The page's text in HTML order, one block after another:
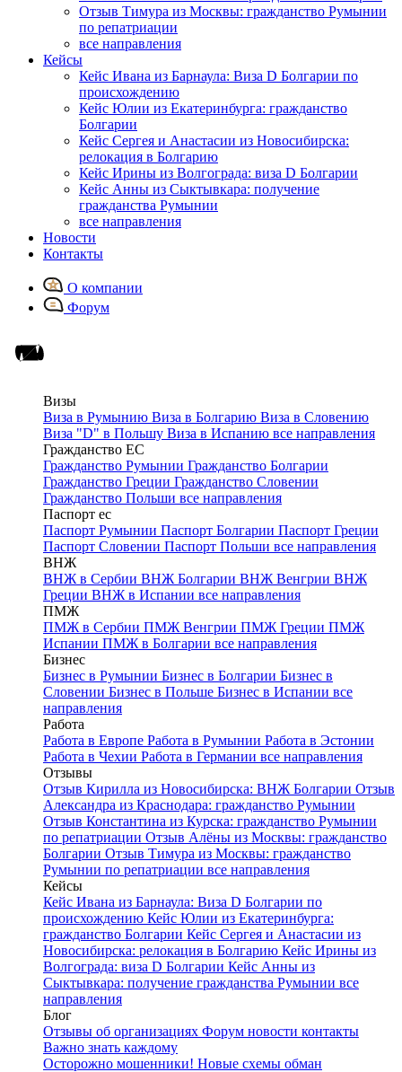
Отзыв Тимура из Москвы: гражданство Румынии
по репатриации
все направления
Кейсы
Кейс Ивана из Барнаула: Виза D Болгарии по
происхождению
Кейс Юлии из Екатеринбурга: гражданство
Болгарии
Кейс Сергея и Анастасии из Новосибирска:
релокация в Болгарию
Кейс Ирины из Волгограда: виза D Болгарии
Кейс Анны из Сыктывкара: получение
гражданства Румынии
все направления
Новости
Контакты
О компании
Форум
Визы
Виза в Румынию Виза в Болгарию Виза в Словению
Виза "D" в Польшу Виза в Испанию все направления
Гражданство ЕС
Гражданство Румынии Гражданство Болгарии
Гражданство Греции Гражданство Словении
Гражданство Польши все направления
Паспорт ес
Паспорт Румынии Паспорт Болгарии Паспорт Греции
Паспорт Словении Паспорт Польши все направления
ВНЖ
ВНЖ в Сербии ВНЖ Болгарии ВНЖ Венгрии ВНЖ
Греции ВНЖ в Испании все направления
ПМЖ
ПМЖ в Сербии ПМЖ Венгрии ПМЖ Греции ПМЖ
Испании ПМЖ в Болгарии все направления
Бизнес
Бизнес в Румынии Бизнес в Болгарии Бизнес в
Словении Бизнес в Польше Бизнес в Испании все
направления
Работа
Работа в Европе Работа в Румынии Работа в Эстонии
Работа в Чехии Работа в Германии все направления
Отзывы
Отзыв Кирилла из Новосибирска: ВНЖ Болгарии Отзыв
Александра из Краснодара: гражданство Румынии
Отзыв Константина из Курска: гражданство Румынии
по репатриации Отзыв Алёны из Москвы: гражданство
Болгарии Отзыв Тимура из Москвы: гражданство
Румынии по репатриации все направления
Кейсы
Кейс Ивана из Барнаула: Виза D Болгарии по
происхождению Кейс Юлии из Екатеринбурга:
гражданство Болгарии Кейс Сергея и Анастасии из
Новосибирска: релокация в Болгарию Кейс Ирины из
Волгограда: виза D Болгарии Кейс Анны из
Сыктывкара: получение гражданства Румынии все
направления
Блог
Отзывы об организациях Форум новости контакты
Важно знать каждому
Осторожно мошенники! Новые схемы обман